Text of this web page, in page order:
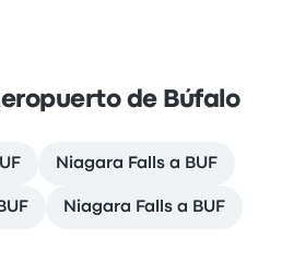
de Búfalo
Niagara Falls a BUF
Niagara Falls a BUF